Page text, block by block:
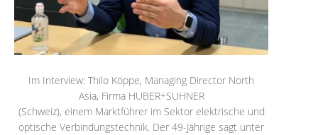
Im Interview: Thilo Köppe, Managing Director North
Asia, Firma HUBER+SUHNER
(Schweiz), einem Marktführer im Sektor elektrische und
optische Verbindungstechnik. Der 49-Jährige sagt unter